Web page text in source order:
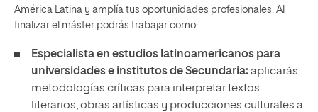
América Latina y amplía tus oportunidades profesionales. Al
finalizar el máster podrás trabajar como:
Especialista en estudios latinoamericanos para
universidades e institutos de Secundaria: aplicarás
metodologías críticas para interpretar textos
literarios, obras artísticas y producciones culturales a